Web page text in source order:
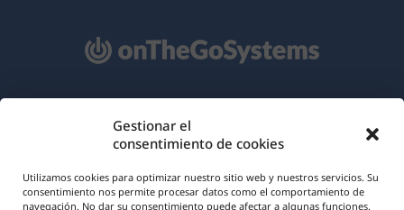
Gestionar el
consentimiento de cookies
Utilizamos cookies para optimizar nuestro sitio web y nuestros servicios. Su
consentimiento nos permite procesar datos como el comportamiento de
navegación. No dar su consentimiento puede afectar a algunas funciones.
RGPD y Política de Privacidad
Únete a nuestro equipo(se
abre